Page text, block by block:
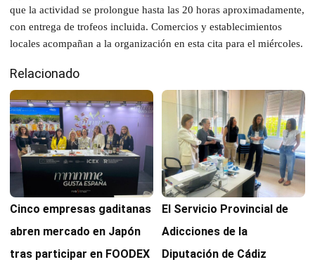
que la actividad se prolongue hasta las 20 horas aproximadamente,
con entrega de trofeos incluida. Comercios y establecimientos
locales acompañan a la organización en esta cita para el miércoles.
Relacionado
Cinco empresas gaditanas
abren mercado en Japón
tras participar en FOODEX
El Servicio Provincial de
Adicciones de la
Diputación de Cádiz